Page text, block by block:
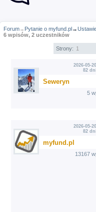
Forum→ Pytanie o myfund.pl→
6 wpisów, 2 uczestników
Strony: 1
2026-05-
82
Seweryn
5
2026-05-
82
myfund.pl
13167